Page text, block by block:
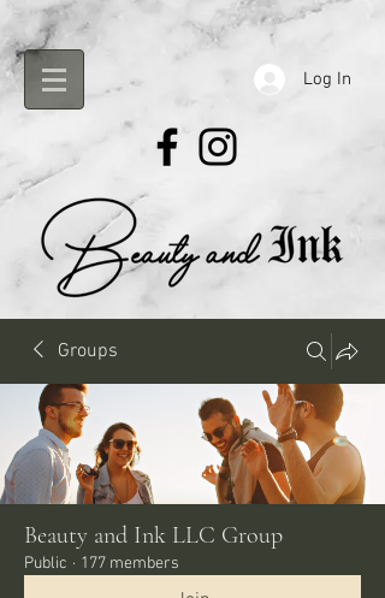
Log In
Groups
Beauty and Ink LLC Group
Public · 177 members